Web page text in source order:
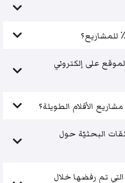
على إلكتروني
الأفلام الطويلة؟
البحثيّة حول
تم رفضها خلال